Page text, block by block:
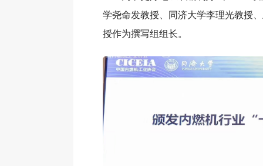
学尧命发教授、同济大学李理光教授
授作为撰写组组长。